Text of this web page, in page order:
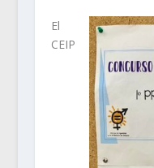
El
CEIP